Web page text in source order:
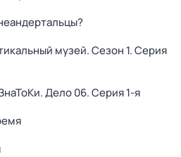
музей. Сезон 1. Серия
Дело 06. Серия 1-я